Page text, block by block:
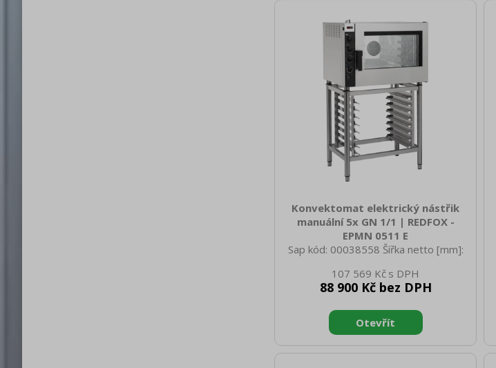
[kW]: 0.797 Napájení: 230 V / 1N - 50
Hz Typ ovládání: Digitální Chladivo:
R290 Počet GN / EN zařízení: 5
Velikost GN / EN zařízení [m
Konvektomat elektrický nástřik
manuální 5x GN 1/1 | REDFOX -
EPMN 0511 E
Sap kód: 00038558 Šířka netto [mm]:
netto [mm]: 643 Hmotnost netto [kg]:
65.00 Šířka brutto [mm]: 940 Hloubka
780 Hmotnost brutto [kg]: 75.00 Typ
spotřebiče: Elektrické zařízení Příkon
elektrický [kW]: 6.300 Napájení: 400 V /
107 569 Kč
88 900 Kč bez DPH